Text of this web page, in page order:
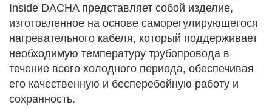
Inside DACHA представляет собой изделие,
изготовленное на основе саморегулирующегося
нагревательного кабеля, который поддерживает
необходимую температуру трубопровода в
течение всего холодного периода, обеспечивая
его качественную и бесперебойную работу и
сохранность.